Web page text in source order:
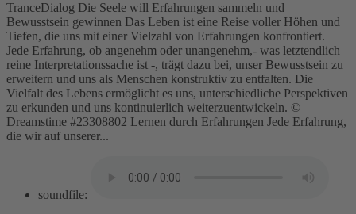
TranceDialog Die Seele will Erfahrungen sammeln und
Bewusstsein gewinnen Das Leben ist eine Reise voller Höhen und
Tiefen, die uns mit einer Vielzahl von Erfahrungen konfrontiert.
Jede Erfahrung, ob angenehm oder unangenehm,- was letztendlich
reine Interpretationssache ist -, trägt dazu bei, unser Bewusstsein zu
erweitern und uns als Menschen konstruktiv zu entfalten. Die
Vielfalt des Lebens ermöglicht es uns, unterschiedliche Perspektiven
zu erkunden und uns kontinuierlich weiterzuentwickeln. ©
Dreamstime #23308802 Lernen durch Erfahrungen Jede Erfahrung,
die wir auf unserer...
soundfile: